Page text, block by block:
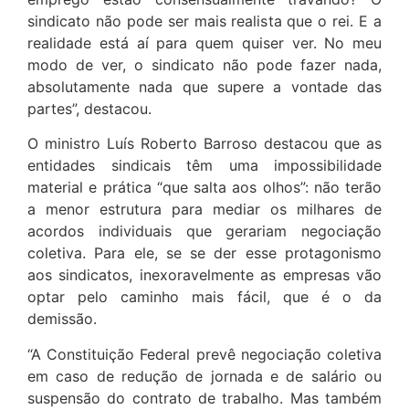
sindicato não pode ser mais realista que o rei. E a
realidade está aí para quem quiser ver. No meu
modo de ver, o sindicato não pode fazer nada,
absolutamente nada que supere a vontade das
partes”, destacou.
O ministro Luís Roberto Barroso destacou que as
entidades sindicais têm uma impossibilidade
material e prática “que salta aos olhos”: não terão
a menor estrutura para mediar os milhares de
acordos individuais que gerariam negociação
coletiva. Para ele, se se der esse protagonismo
aos sindicatos, inexoravelmente as empresas vão
optar pelo caminho mais fácil, que é o da
demissão.
“A Constituição Federal prevê negociação coletiva
em caso de redução de jornada e de salário ou
suspensão do contrato de trabalho. Mas também